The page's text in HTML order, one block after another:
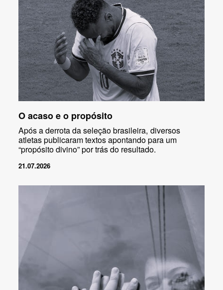
O acaso e o propósito
Após a derrota da seleção brasileira, diversos
atletas publicaram textos apontando para um
“propósito divino” por trás do resultado.
21.07.2026